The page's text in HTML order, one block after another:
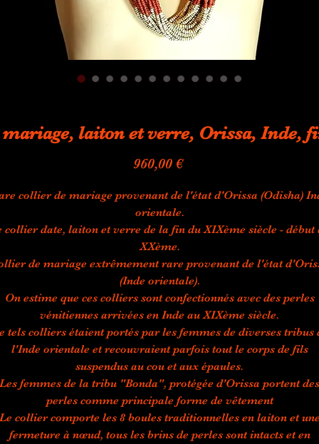
laiton et verre, Orissa, Inde,
960,00 €Prix
collier de mariage provenant de l'état d'Orissa (Odisha)
orientale.
collier date, laiton et verre de la fin du XIXème siècle - début
XXème.
de mariage extrêmement rare provenant de l'état
(Inde orientale).
On estime que ces colliers sont confectionnés avec des perles
vénitiennes arrivées en Inde au XIXème siècle.
tels colliers étaient portés par les femmes de diverses tribus
l'Inde orientale et recouvraient parfois tout le corps de fils
suspendus au cou et aux épaules.
Les femmes de la tribu "Bonda", protégée d'Orissa portent des
perles comme principale forme de vêtement
Le collier comporte les 8 boules traditionnelles en laiton et
fermeture à nœud, tous les brins de perles sont intacts et en